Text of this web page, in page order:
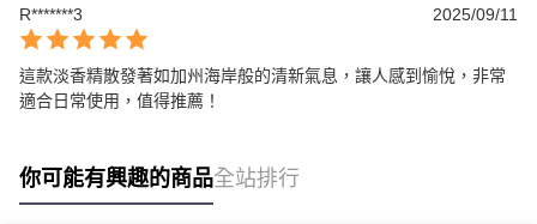
R*******3
2025/09/11
這款淡香精散發著如加州海岸般的清新氣息，讓人感到愉悅，非常
適合日常使用，值得推薦！
你可能有興趣的商品全站排行